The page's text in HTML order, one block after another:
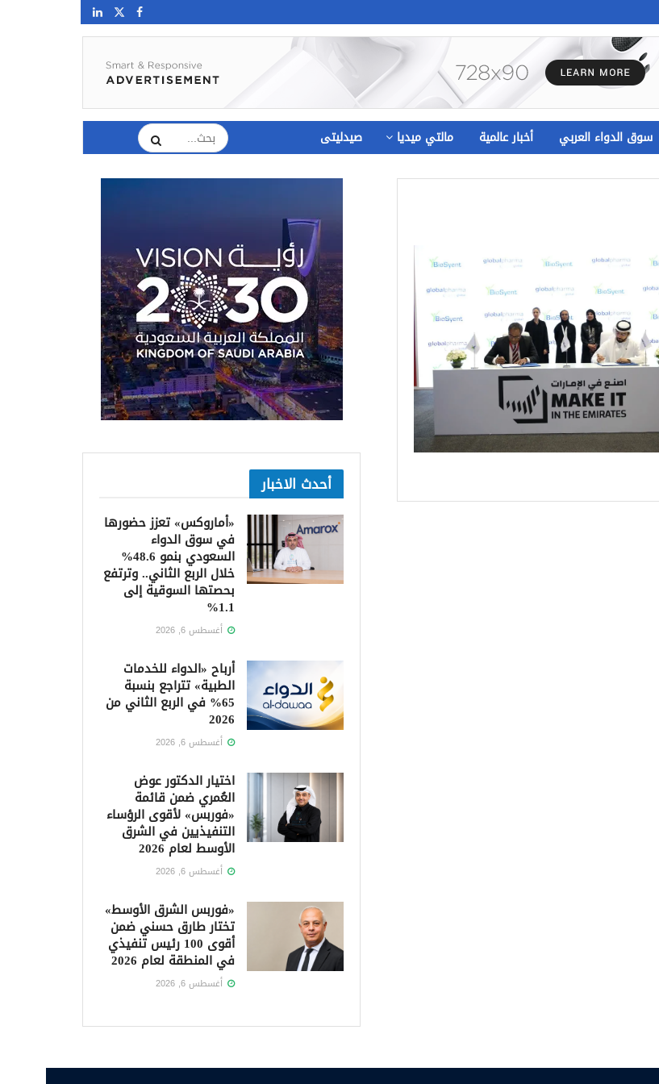
سوق الدواء العربي أخبار عالمية مالتي ميديا صيدليتى
أحدث الاخبار
«أماروكس» تعزز حضورها
في سوق الدواء
السعودي بنمو 48.6%
خلال الربع الثاني.. وترتفع
بحصتها السوقية إلى
1.1%
أغسطس 6, 2026
أرباح «الدواء للخدمات
الطبية» تتراجع بنسبة
65% في الربع الثاني من
2026
أغسطس 6, 2026
اختيار الدكتور عوض
العُمري ضمن قائمة
«فوربس» لأقوى الرؤساء
التنفيذيين في الشرق
الأوسط لعام 2026
أغسطس 6, 2026
«فوربس الشرق الأوسط»
تختار طارق حسني ضمن
أقوى 100 رئيس تنفيذي
في المنطقة لعام 2026
أغسطس 6, 2026